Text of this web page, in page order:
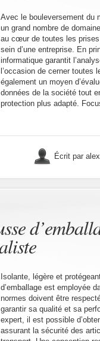
Avec le bouleversement du
un grand nombre de
au cœur de toutes les
sein d’une entreprise. En
informatique garantit
l’occasion de cerner toutes
également un moyen
données de la société tout
protection plus adapté.
Écrit par
Isolante, légère et
d’emballage est employée
normes doivent être
garantir sa qualité et sa
expert, il est possible
assurant la sécurité des